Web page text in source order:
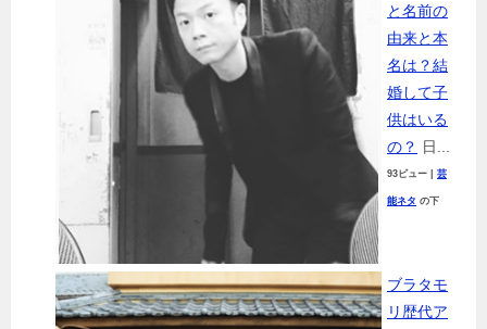
と名前の
由来と本
名は？結
婚して子
供はいる
の？ 日...
93ビュー 芸
能ネタ の下
ブラタモ
リ歴代ア